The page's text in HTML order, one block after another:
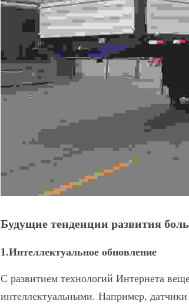
Будущие тенденции развития
1.Интеллектуальное обновление
С развитием технологий Интернета
интеллектуальными. Например, датчики